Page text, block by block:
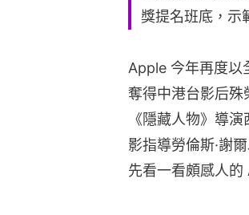
獎提名班底，示
Apple 今年再度以
奪得中港台影后殊
《隱藏人物》導
影指導勞倫斯·謝
先看一看頗感人的